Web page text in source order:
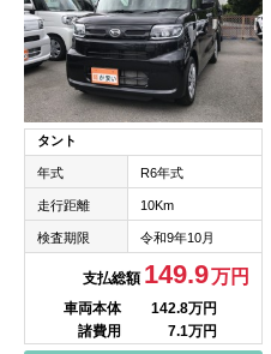
タント
年式 R6年式
走行距離 10Km
検査期限 令和9年10月
支払総額 149.9万円
車両本体
142.8万円
諸費用
7.1万円